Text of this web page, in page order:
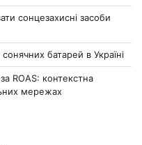
сонцезахисні засоби
батарей в Україні
ROAS: контекстна
мережах